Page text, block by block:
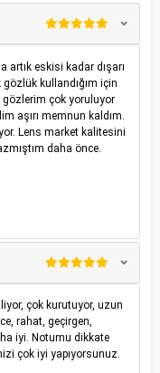
artık eskisi kadar dışarı
gözlük kullandığım için
çok yoruluyor
aşırı memnun kaldım.
Lens market kalitesini
daha önce.
çok kurutuyor, uzun
rahat, geçirgen,
iyi. Notumu dikkate
çok iyi yapıyorsunuz.